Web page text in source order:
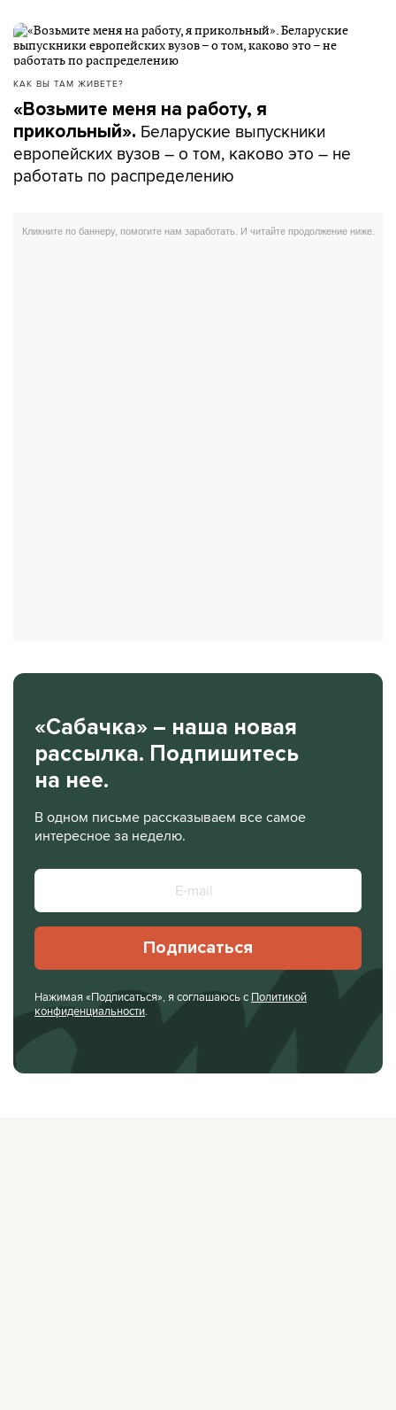
КАК ВЫ ТАМ ЖИВЕТЕ?
«Возьмите меня на работу, я
прикольный». Беларуские выпускники
европейских вузов – о том, каково это – не
работать по распределению
«Сабачка» – наша новая
рассылка. Подпишитесь
на нее.
В одном письме рассказываем все самое
интересное за неделю.
Подписаться
Нажимая «Подписаться», я соглашаюсь с Политикой
конфиденциальности.